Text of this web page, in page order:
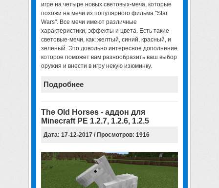
игре на четыре новых световых-меча, которые
похожи на мечи из популярного фильма "Star
Wars". Все мечи имеют различные
характеристики, эффекты и цвета. Есть такие
световые-мечи, как: желтый, синий, красный, и
зеленый. Это довольно интересное дополнение
которое поможет вам разнообразить ваш выбор
оружия и внести в игру некую изюминку.
Подробнее
The Old Horses - аддон для
Minecraft PE 1.2.7, 1.2.6, 1.2.5
Дата: 17-12-2017 / Просмотров: 1916